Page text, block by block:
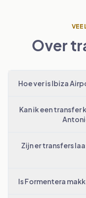
Over
Hoe ver is Ibiza
Kan ik een transfer
Zijn er transfers
Is Formentera